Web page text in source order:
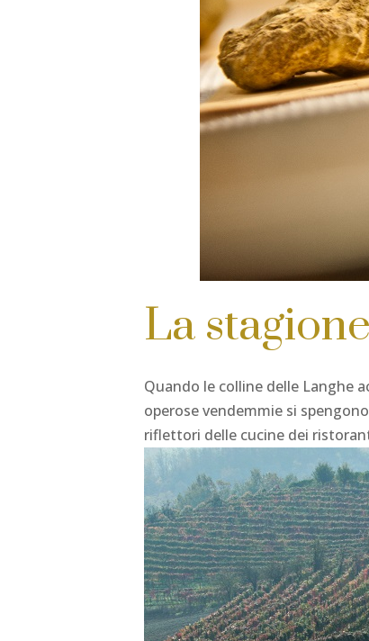
La
Quando le colline delle Langhe
operose vendemmie si
riflettori delle cucine dei